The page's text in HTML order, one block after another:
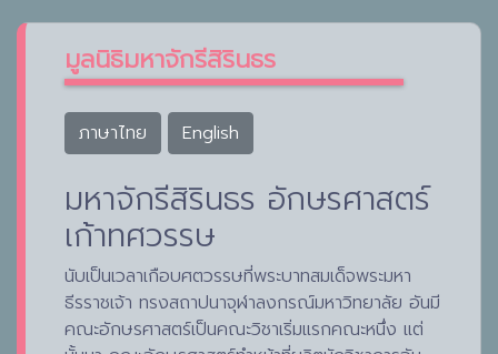
มูลนิธิมหาจักรีสิรินธร
ภาษาไทย English
มหาจักรีสิรินธร อักษรศาสตร์
เก้าทศวรรษ
นับเป็นเวลาเกือบศตวรรษที่พระบาทสมเด็จพระมหา
ธีรราชเจ้า ทรงสถาปนาจุฬาลงกรณ์มหาวิทยาลัย อันมี
คณะอักษรศาสตร์เป็นคณะวิชาเริ่มแรกคณะหนึ่ง แต่